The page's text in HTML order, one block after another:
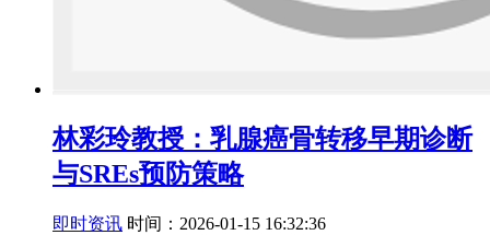
林彩玲教授：乳腺癌骨转移早期诊断
与SREs预防策略
即时资讯 时间：2026-01-15 16:32:36